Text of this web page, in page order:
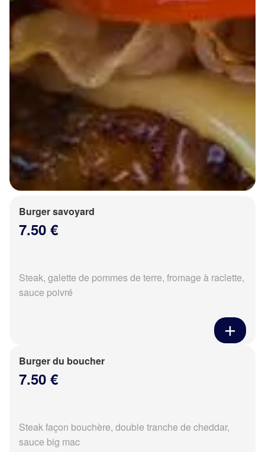
Burger savoyard
7.50 €
Steak, galette de pommes de terre, fromage à raclette,
sauce poivré
Burger du boucher
7.50 €
Steak façon bouchère, double tranche de cheddar,
sauce big mac